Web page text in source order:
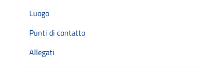
Luogo
Punti di contatto
Allegati